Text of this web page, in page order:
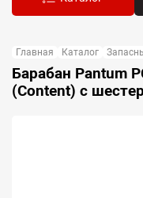
Главная Каталог
Барабан Pantum
(Content) с